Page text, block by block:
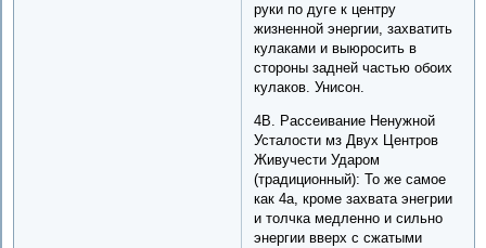
руки по дуге к центру
жизненной энергии, захватить
кулаками и выюросить в
стороны задней частью обоих
кулаков. Унисон.
4B. Рассеивание Ненужной
Усталости мз Двух Центров
Живучести Ударом
(традиционный): То же самое
как 4a, кроме захвата энегрии
и толчка медленно и сильно
энергии вверх с сжатыми